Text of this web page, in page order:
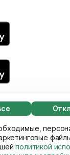
(65)
для того,
по сайту и
основные
политикой
Bolt Technology